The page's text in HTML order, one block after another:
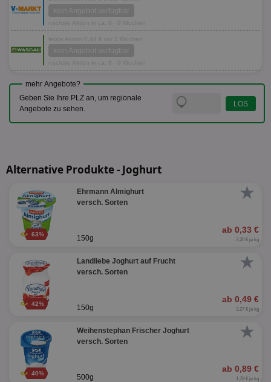
kein Angebot verfügbar
nächste Aktion in ca. 8 - 9 Wochen
letzte Aktion 0,44 € vor 2 Wochen
kein Angebot verfügbar
nächste Aktion in ca. 8 - 9 Wochen
mehr Angebote?
Geben Sie Ihre PLZ an, um regionale
Angebote zu sehen.
Alternative Produkte - Joghurt
★
63%
Ehrmann Almighurt
versch. Sorten
ab 0,33 €
150g 2,20 € je kg
★
42%
Landliebe Joghurt auf Frucht
versch. Sorten
ab 0,49 €
150g 3,27 € je kg
★
40%
Weihenstephan Frischer Joghurt
versch. Sorten
ab 0,89 €
500g 1,78 € je kg